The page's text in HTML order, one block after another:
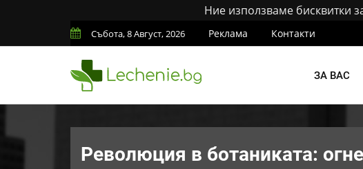
Ние използваме бисквитки
Събота, 8 Август, 2026 Реклама Контакти
ЗА ВАС
Революция в ботаниката: